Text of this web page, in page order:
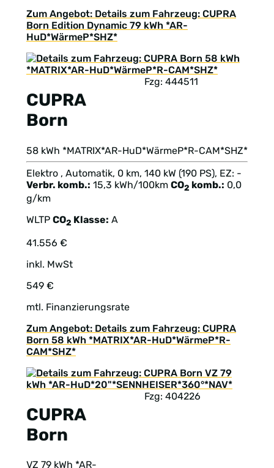
Zum Angebot: Details zum Fahrzeug: CUPRA
Born Edition Dynamic 79 kWh *AR-
HuD*WärmeP*SHZ*
CUPRA
Born
Fzg: 444511
58 kWh *MATRIX*AR-HuD*WärmeP*R-CAM*SHZ*
Elektro , Automatik, 0 km, 140 kW (190 PS), EZ: -
Verbr. komb.: 15,3 kWh/100km CO2 komb.: 0,0
g/km
WLTP CO2 Klasse: A
41.556 €
inkl. MwSt
549 €
mtl. Finanzierungsrate
Zum Angebot: Details zum Fahrzeug: CUPRA
Born 58 kWh *MATRIX*AR-HuD*WärmeP*R-
CAM*SHZ*
CUPRA
Born
Fzg: 404226
VZ 79 kWh *AR-